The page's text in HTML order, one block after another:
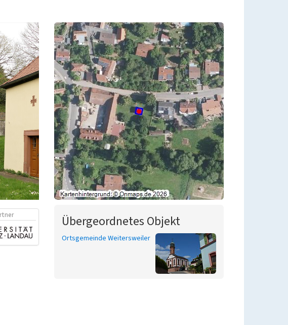
Übergeordnetes Objekt
Ortsgemeinde Weitersweiler